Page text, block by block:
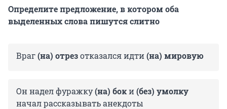
Определите предложение, в котором оба
выделенных слова пишутся слитно
Враг(на) отрезотказался идти(на) мировую
Он надел фуражку(на) боки(без) умолку
начал рассказывать анекдоты